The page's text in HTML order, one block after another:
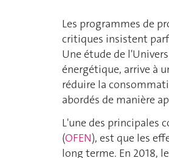
Les programmes de
critiques insistent
Une étude de
énergétique, arrive à
réduire la
abordés de manière
L'une des principales
(OFEN), est que les
long terme. En 2018,